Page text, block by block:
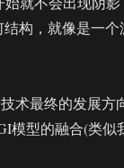
构，就像是一
术最终的发展方
模型的融合(类